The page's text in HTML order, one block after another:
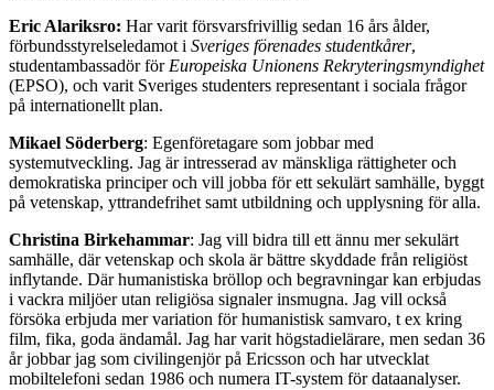
Eric Alariksro: Har varit försvarsfrivillig sedan 16 års ålder,
förbundsstyrelseledamot i Sveriges förenades studentkårer,
studentambassadör för Europeiska Unionens Rekryteringsmyndighet
(EPSO), och varit Sveriges studenters representant i sociala frågor
på internationellt plan.
Mikael Söderberg: Egenföretagare som jobbar med
systemutveckling. Jag är intresserad av mänskliga rättigheter och
demokratiska principer och vill jobba för ett sekulärt samhälle, byggt
på vetenskap, yttrandefrihet samt utbildning och upplysning för alla.
Christina Birkehammar: Jag vill bidra till ett ännu mer sekulärt
samhälle, där vetenskap och skola är bättre skyddade från religiöst
inflytande. Där humanistiska bröllop och begravningar kan erbjudas
i vackra miljöer utan religiösa signaler insmugna. Jag vill också
försöka erbjuda mer variation för humanistisk samvaro, t ex kring
film, fika, goda ändamål. Jag har varit högstadielärare, men sedan 36
år jobbar jag som civilingenjör på Ericsson och har utvecklat
mobiltelefoni sedan 1986 och numera IT-system för dataanalyser.